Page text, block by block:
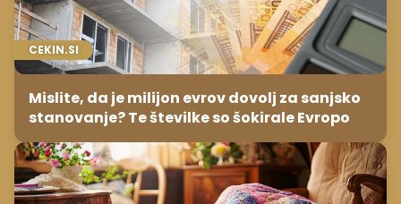
CEKIN.SI
Mislite, da je milijon evrov dovolj za sanjsko
stanovanje? Te številke so šokirale Evropo